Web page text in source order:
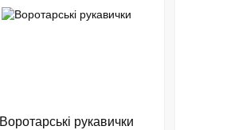
Воротарські рукавички